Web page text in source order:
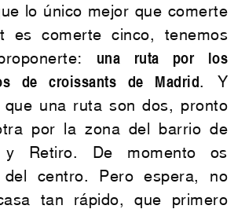
lo único mejor que comerte
es comerte cinco, tenemos
una ruta por los
de croissants de Madrid. Y
que una ruta son dos, pronto
por la zona del barrio de
y Retiro. De momento os
centro. Pero espera, no
tan rápido, que primero